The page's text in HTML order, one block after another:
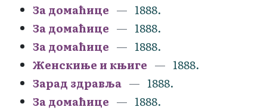
За домаћице
1888.
За домаћице
1888.
За домаћице
1888.
Женскиње и књиге
1888.
Зарад здравља
1888.
За домаћице
1888.